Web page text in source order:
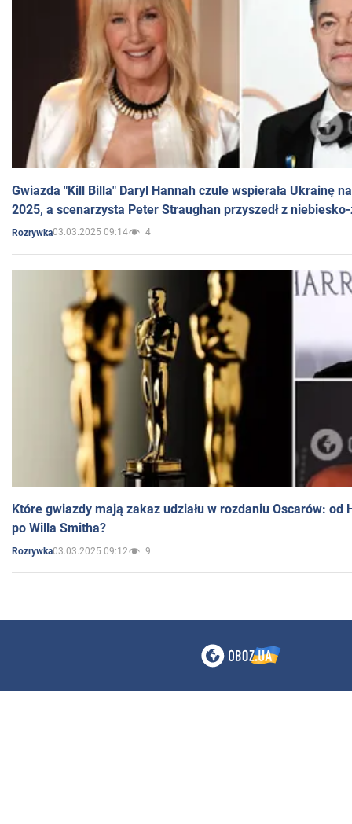
Gwiazda "Kill Billa" Daryl Hannah czule wspierała Ukrainę
2025, a scenarzysta Peter Straughan przyszedł z
Rozrywka03.03.2025 09:14 4
Które gwiazdy mają zakaz udziału w rozdaniu Oscarów: od
po Willa Smitha?
Rozrywka03.03.2025 09:12 9